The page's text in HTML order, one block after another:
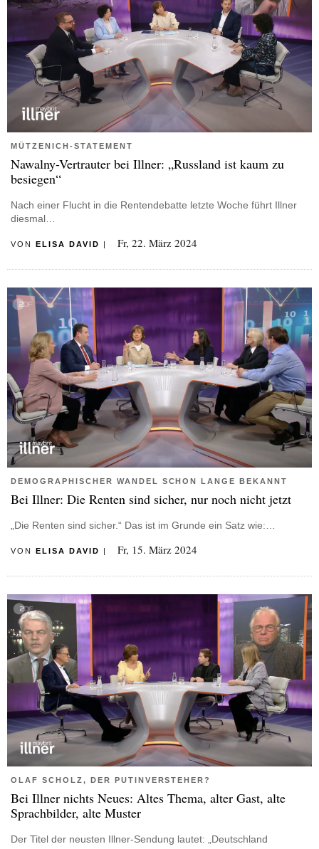
MÜTZENICH-STATEMENT
Nawalny-Vertrauter bei Illner: „Russland ist kaum zu
besiegen“
Nach einer Flucht in die Rentendebatte letzte Woche führt Illner
diesmal…
VON ELISA DAVID Fr, 22. März 2024
DEMOGRAPHISCHER WANDEL SCHON LANGE BEKANNT
Bei Illner: Die Renten sind sicher, nur noch nicht jetzt
„Die Renten sind sicher.“ Das ist im Grunde ein Satz wie:…
VON ELISA DAVID | Fr, 15. März 2024
OLAF SCHOLZ, DER PUTINVERSTEHER?
Bei Illner nichts Neues: Altes Thema, alter Gast, alte
Sprachbilder, alte Muster
Der Titel der neusten Illner-Sendung lautet: „Deutschland